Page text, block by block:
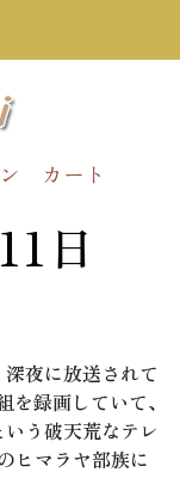
カート
日
夜に放送されて
録画していて、
う破天荒なテレ
ヒマラヤ部族に